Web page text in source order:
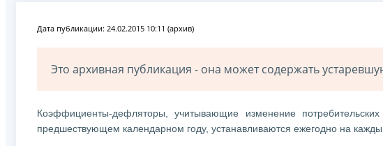
Дата публикации: 24.02.2015 10:11 (архив)
Это архивная публикация - она может содержать
Коэффициенты-дефляторы, учитывающие изменение
предшествующем календарном году, устанавливаются ежегодно на